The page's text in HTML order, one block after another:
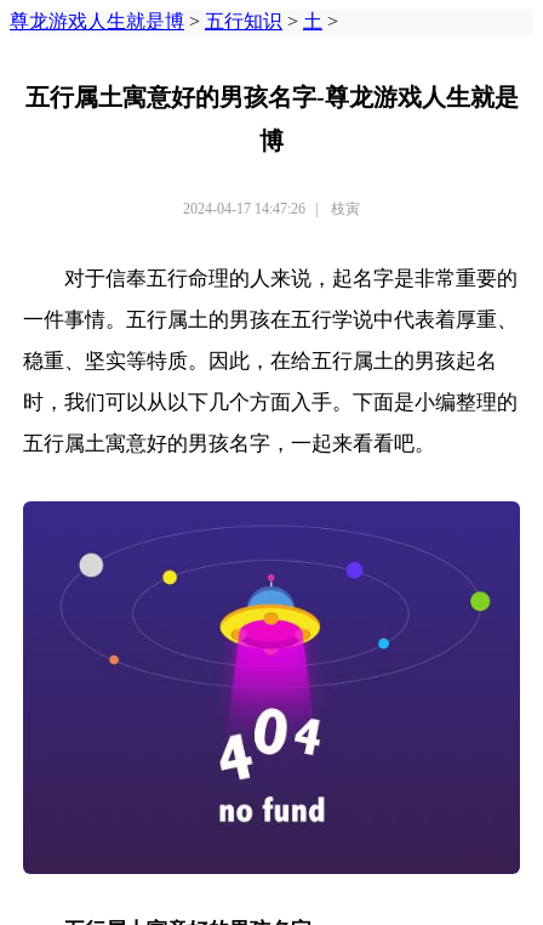
尊龙游戏人生就是博 > 五行知识 > 土 >
五行属土寓意好的男孩名字-尊龙游戏人生就是
博
2024-04-17 14:47:26 | 枝寅
对于信奉五行命理的人来说，起名字是非常重要的
一件事情。五行属土的男孩在五行学说中代表着厚重、
稳重、坚实等特质。因此，在给五行属土的男孩起名
时，我们可以从以下几个方面入手。下面是小编整理的
五行属土寓意好的男孩名字，一起来看看吧。